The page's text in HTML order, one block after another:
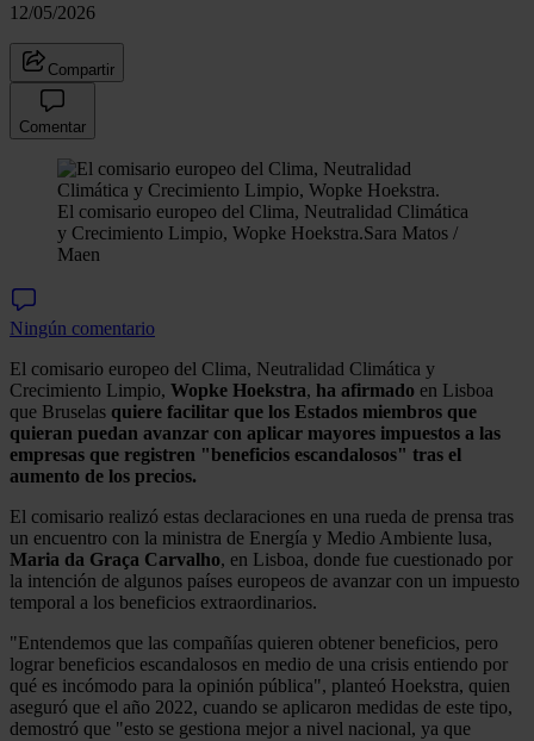
12/05/2026
Compartir
Comentar
El comisario europeo del Clima, Neutralidad Climática
y Crecimiento Limpio, Wopke Hoekstra.Sara Matos /
Maen
Ningún comentario
El comisario europeo del Clima, Neutralidad Climática y
Crecimiento Limpio, Wopke Hoekstra, ha afirmado en Lisboa
que Bruselas quiere facilitar que los Estados miembros que
quieran puedan avanzar con aplicar mayores impuestos a las
empresas que registren "beneficios escandalosos" tras el
aumento de los precios.
El comisario realizó estas declaraciones en una rueda de prensa tras
un encuentro con la ministra de Energía y Medio Ambiente lusa,
Maria da Graça Carvalho, en Lisboa, donde fue cuestionado por
la intención de algunos países europeos de avanzar con un impuesto
temporal a los beneficios extraordinarios.
"Entendemos que las compañías quieren obtener beneficios, pero
lograr beneficios escandalosos en medio de una crisis entiendo por
qué es incómodo para la opinión pública", planteó Hoekstra, quien
aseguró que el año 2022, cuando se aplicaron medidas de este tipo,
demostró que "esto se gestiona mejor a nivel nacional, ya que